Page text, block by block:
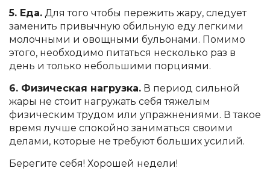
5. Еда. Для того чтобы пережить жару, следует
заменить привычную обильную еду легкими
молочными и овощными бульонами. Помимо
этого, необходимо питаться несколько раз в
день и только небольшими порциями.
6. Физическая нагрузка. В период сильной
жары не стоит нагружать себя тяжелым
физическим трудом или упражнениями. В такое
время лучше спокойно заниматься своими
делами, которые не требуют больших усилий.
Берегите себя! Хорошей недели!